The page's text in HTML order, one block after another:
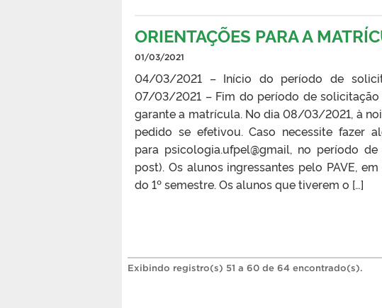
ORIENTAÇÕES PARA A
01/03/2021
04/03/2021 – Início do período de
07/03/2021 – Fim do período de
garante a matrícula. No dia 08/03/2021, à
pedido se efetivou. Caso necessite fazer
para psicologia.ufpel@gmail, no período
post). Os alunos ingressantes pelo PAVE,
do 1º semestre. Os alunos que tiverem o […]
Exibindo registro(s) 51 a 60 de 64 encontrado(s).